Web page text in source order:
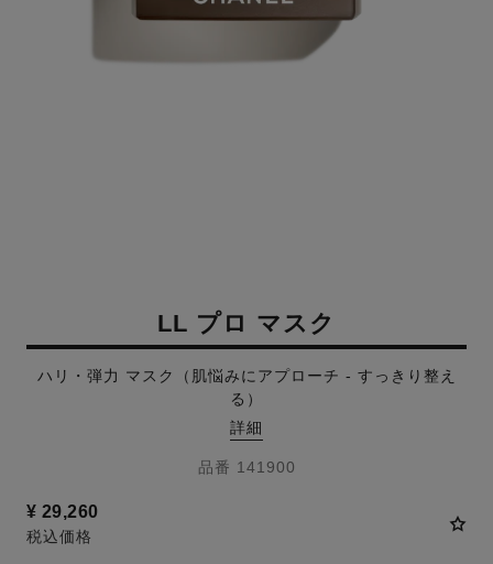
LL プロ マスク
ハリ・弾力 マスク（肌悩みにアプローチ - すっきり整え
る）
詳細
品番 141900
¥ 29,260
税込価格